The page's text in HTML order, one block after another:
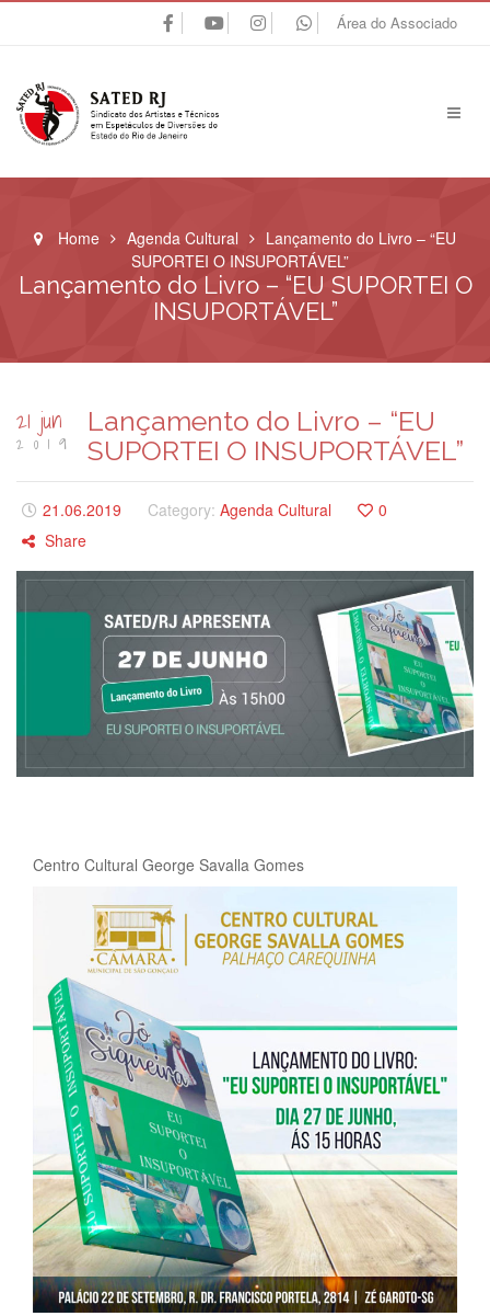
Área do Associado
Home Agenda Cultural
Lançamento do Livro – “EU
SUPORTEI O INSUPORTÁVEL”
Lançamento do Livro – “EU SUPORTEI O
INSUPORTÁVEL”
21 jun
2019
Lançamento do Livro – “EU
SUPORTEI O INSUPORTÁVEL”
21.06.2019 Category: Agenda Cultural
0
Share
Centro Cultural George Savalla Gomes